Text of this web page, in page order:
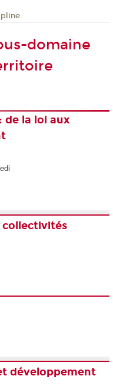
domaine
de la loi aux
collectivités
développement